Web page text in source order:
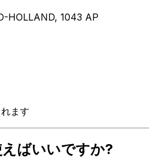
HOLLAND, 1043 AP
ます
ばいいですか?